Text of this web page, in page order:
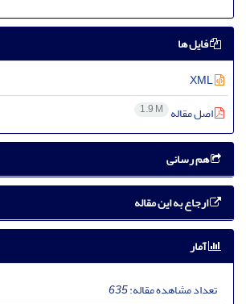
فایل ها
اصل مقاله 1.9 M
هم رسانی
ارجاع به این مقاله
آمار
تعداد مشاهده مقاله:635